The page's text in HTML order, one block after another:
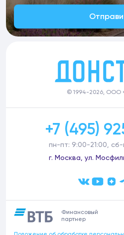
© 1994-2026, ООО
+7 (495)
пн-пт: 9:00-21:00,
г. Москва, ул.
Финансовый
партнер